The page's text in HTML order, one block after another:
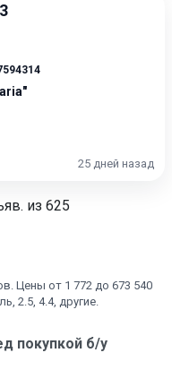
25 дней назад
из 625
Цены от 1 772 до 673 540
2.5, 4.4, другие.
покупкой б/у